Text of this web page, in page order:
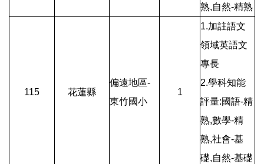
熟,自然-精熟
115 花蓮縣
偏遠地區-
東竹國小
1
1.加註語文
領域英語文
專長
2.學科知能
評量:國語-精
熟,數學-精
熟,社會-基
礎,自然-基礎